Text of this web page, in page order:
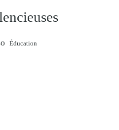
Éducation